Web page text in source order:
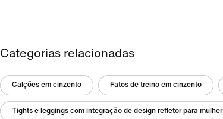
Categorias relacionadas
Calções em cinzento Fatos de treino em cinzento
Tights e leggings com integração de design refletor para mulher